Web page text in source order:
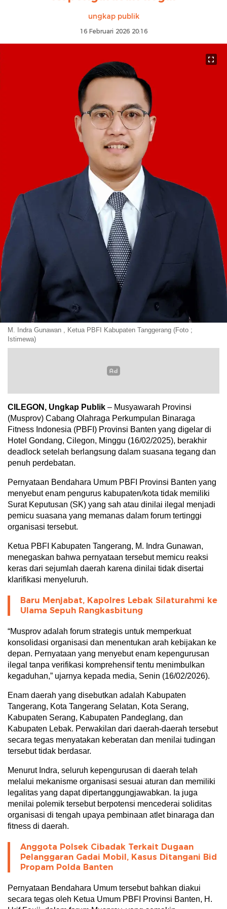
ungkap publik
16 Februari 2026 20:16
M. Indra Gunawan , Ketua PBFI Kabupaten Tanggerang (Foto ;
Istimewa)
CILEGON, Ungkap Publik – Musyawarah Provinsi
(Musprov) Cabang Olahraga Perkumpulan Binaraga
Fitness Indonesia (PBFI) Provinsi Banten yang digelar di
Hotel Gondang, Cilegon, Minggu (16/02/2025), berakhir
deadlock setelah berlangsung dalam suasana tegang dan
penuh perdebatan.
Pernyataan Bendahara Umum PBFI Provinsi Banten yang
menyebut enam pengurus kabupaten/kota tidak memiliki
Surat Keputusan (SK) yang sah atau dinilai ilegal menjadi
pemicu suasana yang memanas dalam forum tertinggi
organisasi tersebut.
Ketua PBFI Kabupaten Tangerang, M. Indra Gunawan,
menegaskan bahwa pernyataan tersebut memicu reaksi
keras dari sejumlah daerah karena dinilai tidak disertai
klarifikasi menyeluruh.
Baru Menjabat, Kapolres Lebak Silaturahmi ke
Ulama Sepuh Rangkasbitung
“Musprov adalah forum strategis untuk memperkuat
konsolidasi organisasi dan menentukan arah kebijakan ke
depan. Pernyataan yang menyebut enam kepengurusan
ilegal tanpa verifikasi komprehensif tentu menimbulkan
kegaduhan,” ujarnya kepada media, Senin (16/02/2026).
Enam daerah yang disebutkan adalah Kabupaten
Tangerang, Kota Tangerang Selatan, Kota Serang,
Kabupaten Serang, Kabupaten Pandeglang, dan
Kabupaten Lebak. Perwakilan dari daerah-daerah tersebut
secara tegas menyatakan keberatan dan menilai tudingan
tersebut tidak berdasar.
Menurut Indra, seluruh kepengurusan di daerah telah
melalui mekanisme organisasi sesuai aturan dan memiliki
legalitas yang dapat dipertanggungjawabkan. Ia juga
menilai polemik tersebut berpotensi mencederai soliditas
organisasi di tengah upaya pembinaan atlet binaraga dan
fitness di daerah.
Anggota Polsek Cibadak Terkait Dugaan
Pelanggaran Gadai Mobil, Kasus Ditangani Bid
Propam Polda Banten
Pernyataan Bendahara Umum tersebut bahkan diakui
secara tegas oleh Ketua Umum PBFI Provinsi Banten, H.